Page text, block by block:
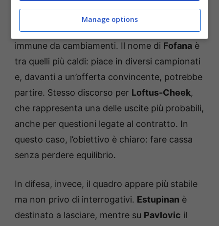
Se l’attacco vive una fase di profonda
incertezza, anche il centrocampo non è
immune da cambiamenti. Il nome di Fofana è
tra quelli più caldi: piace in diversi campionati
e, davanti a un’offerta convincente, potrebbe
partire. Stesso discorso per Loftus-Cheek,
che rappresenta una delle uscite più probabili,
anche per questioni legate al contratto. In
questo caso, l’obiettivo è chiaro: fare cassa
senza perdere equilibrio.
In difesa, invece, il quadro appare più stabile
ma non privo di interrogativi. Estupinan è
destinato a lasciare, mentre su Pavlovic il
Manage options